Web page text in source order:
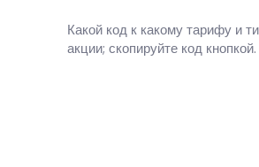
Какой код к какому тарифу и
акции; скопируйте код кнопкой.